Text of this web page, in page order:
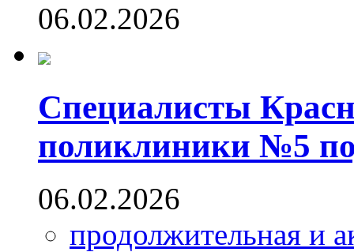
06.02.2026
Специалисты
поликлиники №5
06.02.2026
продолжительная и